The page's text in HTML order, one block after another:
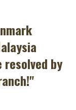
resolved by